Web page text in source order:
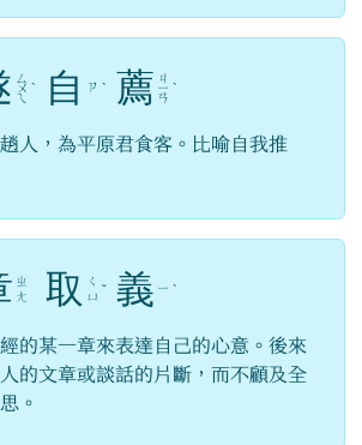
ㄙ
ㄨ
ㄟ
ˋ 自 ㄗ ˋ 薦 ㄐ
ㄧ
ㄢ
ˋ
人，為平原君食客。比喻自我推
ㄓ
ㄤ
取
ㄑ
ㄩ ˇ 義 ㄧ ˋ
的某一章來表達自己的心意。後來
的文章或談話的片斷，而不顧及全
。